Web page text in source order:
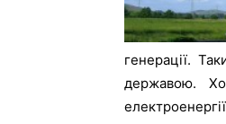
генерації.
державою.